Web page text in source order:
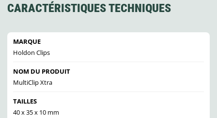
CARACTÉRISTIQUES TECHNIQUES
MARQUE
Holdon Clips
NOM DU PRODUIT
MultiClip Xtra
TAILLES
40 x 35 x 10 mm